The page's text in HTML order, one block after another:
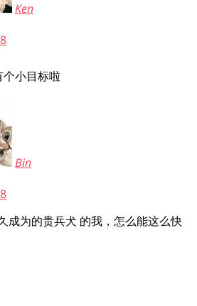
Ken
个小目标啦
Bin
成为的贵兵犬 的我，怎么能这么快